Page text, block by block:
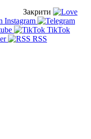
Закрити
Instagram
TikTok
RSS